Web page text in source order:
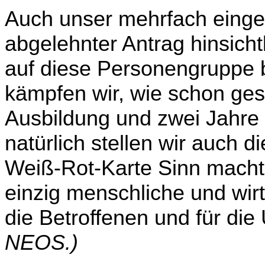
Auch unser mehrfach
abgelehnter Antrag
auf diese Personengruppe
kämpfen wir, wie schon
Ausbildung und zwei
natürlich stellen wir auch
Weiß-Rot-Karte Sinn
einzig menschliche und
die Betroffenen und für
NEOS.)